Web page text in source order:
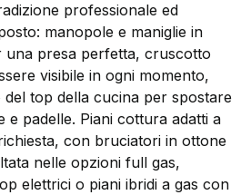
professionale ed
manopole e maniglie in
una presa perfetta, cruscotto
visibile in ogni momento,
top della cucina per spostare
e padelle. Piani cottura adatti a
con bruciatori in ottone
nelle opzioni full gas,
elettrici o piani ibridi a gas con